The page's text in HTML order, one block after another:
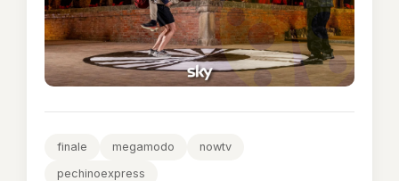
finale megamodo
nowtv
pechinoexpress